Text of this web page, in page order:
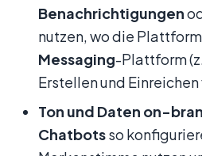
Benachrichtigungen
nutzen, wo die
Messaging-Plattform
Erstellen und Einreichen
Ton und Daten on-
Chatbotsso